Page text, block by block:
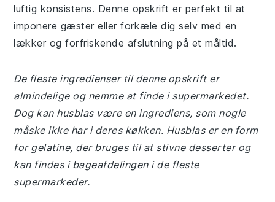
luftig konsistens. Denne opskrift er perfekt til at
imponere gæster eller forkæle dig selv med en
lækker og forfriskende afslutning på et måltid.
De fleste ingredienser til denne opskrift er
almindelige og nemme at finde i supermarkedet.
Dog kan husblas være en ingrediens, som nogle
måske ikke har i deres køkken. Husblas er en form
for gelatine, der bruges til at stivne desserter og
kan findes i bageafdelingen i de fleste
supermarkeder.